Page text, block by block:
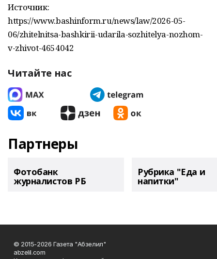
Источник:
https://www.bashinform.ru/news/law/2026-05-
06/zhitelnitsa-bashkirii-udarila-sozhitelya-nozhom-
v-zhivot-4654042
Читайте нас
Партнеры
Фотобанк
журналистов РБ
Рубрика "Еда и
напитки"
© 2015-2026 Газета "Абзелил"
abzelil.com